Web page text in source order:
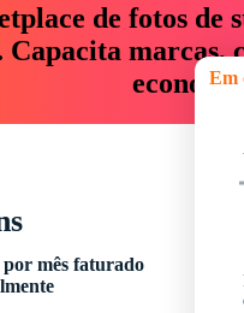
de fotos de
Capacita marcas,
mês faturado
Em